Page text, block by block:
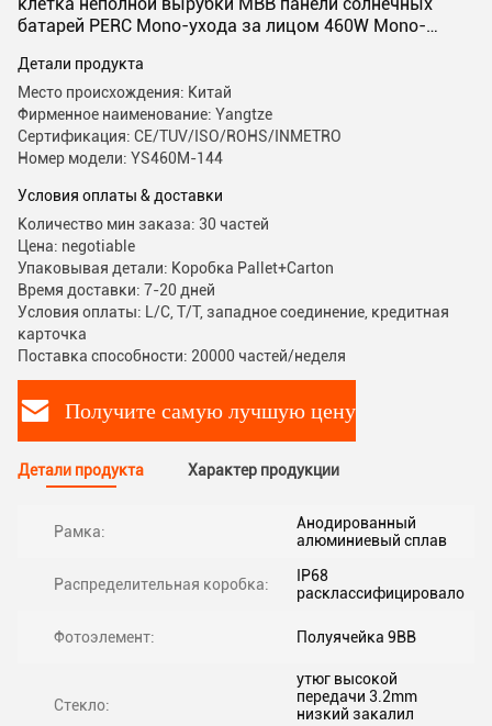
батарей PERC Mono-ухода за лицом 460W Mono-
Детали продукта
Место происхождения: Китай
Фирменное наименование: Yangtze
Сертификация: CE/TUV/ISO/ROHS/INMETRO
Номер модели: YS460M-144
Условия оплаты & доставки
Количество мин заказа: 30 частей
Цена: negotiable
Упаковывая детали: Коробка Pallet+Carton
Время доставки: 7-20 дней
Условия оплаты: L/C, T/T, западное соединение, кредитная
карточка
Поставка способности: 20000 частей/неделя
Получите самую лучшую цену
Детали продукта Характер продукции
Рамка:
Анодированный
алюминиевый сплав
Распределительная коробка:
IP68
расклассифицировало
Фотоэлемент: Полуячейка 9BB
Стекло:
утюг высокой
передачи 3.2mm
низкий закалил